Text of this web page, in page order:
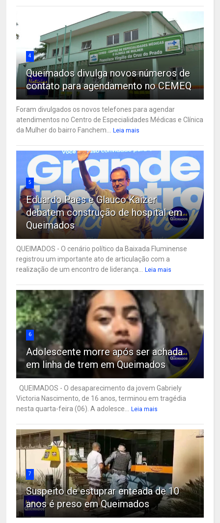
4
Queimados divulga novos números de
contato para agendamento no CEMEQ
Foram divulgados os novos telefones para agendar
atendimentos no Centro de Especialidades Médicas e Clínica
da Mulher do bairro Fanchem... Leia mais
5
Eduardo Paes e Glauco Kaizer
debatem construção de hospital em
Queimados
QUEIMADOS - O cenário político da Baixada Fluminense
registrou um importante ato de articulação com a
realização de um encontro de liderança... Leia mais
6
Adolescente morre após ser achada
em linha de trem em Queimados
QUEIMADOS - O desaparecimento da jovem Gabriely
Victoria Nascimento, de 16 anos, terminou em tragédia
nesta quarta-feira (06). A adolesce... Leia mais
7
Suspeito de estuprar enteada de 10
anos é preso em Queimados